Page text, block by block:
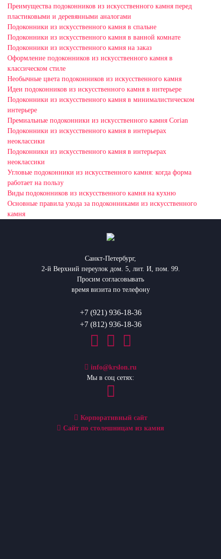
Преимущества подоконников из искусственного камня перед
пластиковыми и деревянными аналогами
Подоконники из искусственного камня в спальне
Подоконники из искусственного камня в ванной комнате
Подоконники из искусственного камня на заказ
Оформление подоконников из искусственного камня в
классическом стиле
Необычные цвета подоконников из искусственного камня
Идеи подоконников из искусственного камня в интерьере
Подоконники из искусственного камня в минималистическом
интерьере
Премиальные подоконники из искусственного камня Corian
Подоконники из искусственного камня в интерьерах
неоклассики
Подоконники из искусственного камня в интерьерах
неоклассики
Угловые подоконники из искусственного камня: когда форма
работает на пользу
Виды подоконников из искусственного камня на кухню
Основные правила ухода за подоконниками из искусственного
камня
Санкт-Петербург,
2-й Верхний переулок дом. 5, лит. И, пом. 99.
Просим согласовывать
время визита по телефону
+7 (921) 936-18-36
+7 (812) 936-18-36
info@krslon.ru
Мы в соц сетях:
Корпоративный сайт
Сайт по столешницам из камня